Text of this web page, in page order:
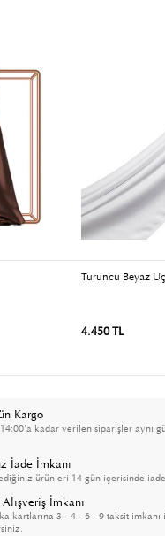
Turuncu Beyaz
4.450 TL
Kargo
kadar verilen siparişler aynı
İade İmkanı
ürünleri 14 gün içerisinde
İmkanı
kartlarına 3 - 4 - 6 - 9 taksit imkanı